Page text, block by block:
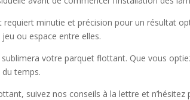
minutie et précision pour un résultat
ou espace entre elles.
votre parquet flottant. Que vous
temps.
suivez nos conseils à la lettre et